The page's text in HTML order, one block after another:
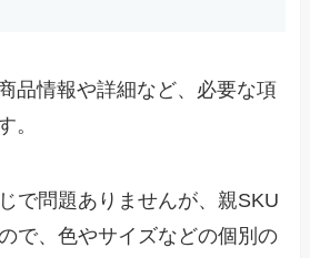
品情報や詳細など、必要な項
。
で問題ありませんが、親SKU
で、色やサイズなどの個別の